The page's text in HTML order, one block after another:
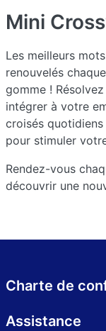
Mini
Les meilleurs
renouvelés
gomme !
intégrer à votre
croisés
pour stimuler
Rendez-vous
découvrir une
Charte de
Assistance